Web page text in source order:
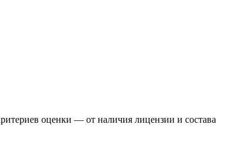
оценки — от наличия лицензии и состава